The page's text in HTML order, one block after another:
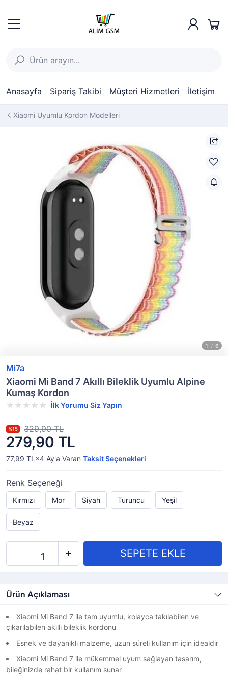
Anasayfa Sipariş Takibi Müşteri Hizmetleri İletişim
Xiaomi Uyumlu Kordon Modelleri
Mi7a
Xiaomi Mi Band 7 Akıllı Bileklik Uyumlu Alpine
Kumaş Kordon
İlk Yorumu Siz Yapın
279,90 TL
%15 329,90 TL
77,99 TL×4 Ay'a Varan Taksit Seçenekleri
Renk Seçeneği
Kırmızı Mor Siyah Turuncu Yeşil
Beyaz
Ürün Açıklaması
Xiaomi Mi Band 7 ile tam uyumlu, kolayca takılabilen ve
çıkarılabilen akıllı bileklik kordonu
Esnek ve dayanıklı malzeme, uzun süreli kullanım için idealdir
Xiaomi Mi Band 7 ile mükemmel uyum sağlayan tasarım,
bileğinizde rahat bir kullanım sunar